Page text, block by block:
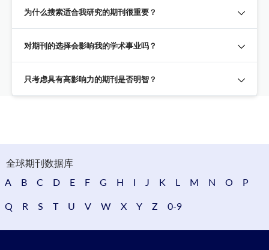
为什么搜索适合我研究的期刊很重要？
对期刊的选择会影响我的学术事业吗？
只考虑具有高影响力的期刊是否明智？
全球期刊数据库
A
B C D E F G H I J K L M N O P
Q R S T U V W X Y Z 0-9